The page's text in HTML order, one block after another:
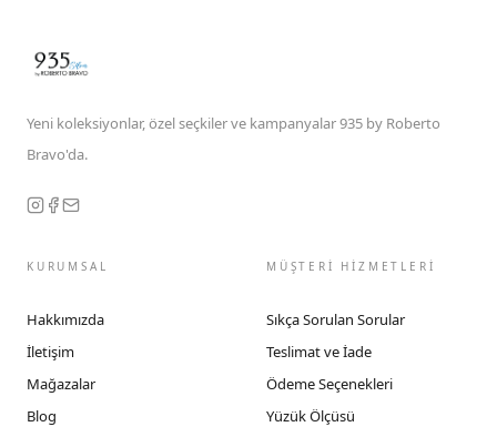
Yeni koleksiyonlar, özel seçkiler ve kampanyalar 935 by Roberto
Bravo'da.
KURUMSAL
Hakkımızda
İletişim
Mağazalar
Blog
MÜŞTERİ HİZMETLERİ
Sıkça Sorulan Sorular
Teslimat ve İade
Ödeme Seçenekleri
Yüzük Ölçüsü